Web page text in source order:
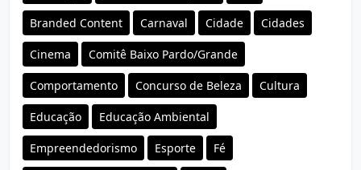
Branded Content Carnaval Cidade Cidades
Cinema Comitê Baixo Pardo/Grande
Comportamento Concurso de Beleza Cultura
Educação Educação Ambiental
Empreendedorismo Esporte Fé